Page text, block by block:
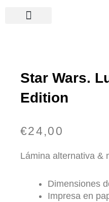
Star Wars.
Edition
€24,00
Lámina alternativa &
Dimensiones
Impresa en